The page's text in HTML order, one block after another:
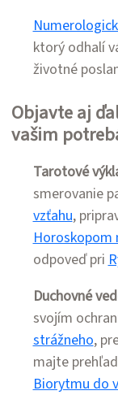
ktorý odhalí
životné
Objavte aj
vašim
Tarotové
smerovanie
vzťahu,
Horoskopom
odpoveď pri
Duchovné
svojím
strážneho,
majte
Biorytmu do